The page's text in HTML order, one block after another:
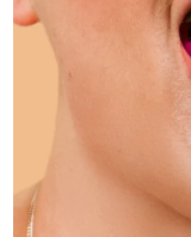
For
18%
Cosméticos
Comprar todos
Israel
Japão
Jersey